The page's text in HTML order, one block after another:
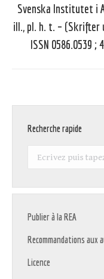
Svenska Institutet i
ill., pl. h. t. – (Skrifter
ISSN 0586.0539 ;
Recherche rapide
Recherche
Publier à la REA
Recommandations aux
Licence